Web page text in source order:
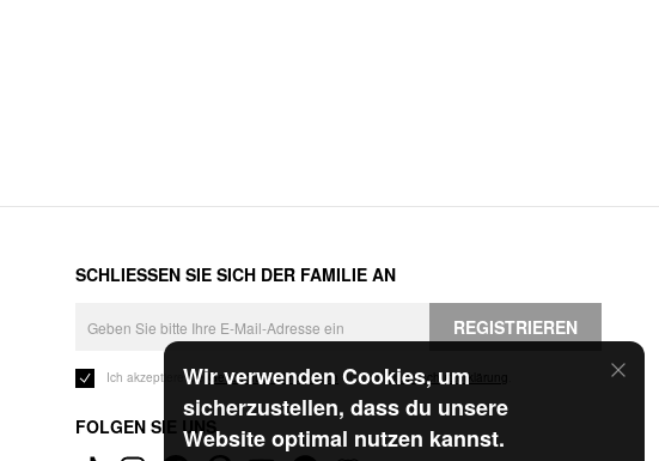
Wir verwenden Cookies, um
sicherzustellen, dass du unsere
Website optimal nutzen kannst.
SCHLIESSEN SIE SICH DER FAMILIE AN
REGISTRIEREN
Ich akzeptiere dieGeschäftsbedingungen und die Datenschutzerklärung
FOLGEN SIE UNS